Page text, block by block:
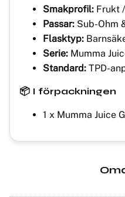
Smakprofil: Frukt
Passar: Sub-Ohm
Flasktyp:
Serie: Mumma
Standard: TPD-
📦 I förpackningen
1 x Mumma Juice